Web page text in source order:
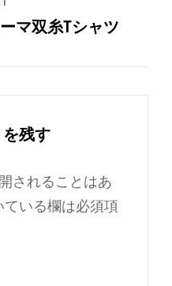
ーマ双糸Tシャツ
を残す
されることはあ
ている欄は必須項